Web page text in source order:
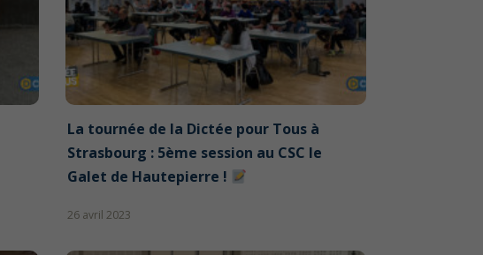
La tournée de la Dictée pour Tous à
Strasbourg : 5ème session au CSC le
Galet de Hautepierre !
26 avril 2023